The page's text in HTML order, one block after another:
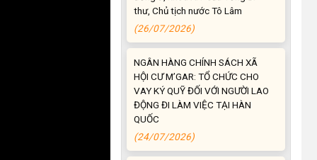
(26/07/2026)
NGÂN HÀNG CHÍNH SÁCH XÃ
HỘI CƯ M’GAR: TỔ CHỨC CHO
VAY KÝ QUỸ ĐỐI VỚI NGƯỜI LAO
ĐỘNG ĐI LÀM VIỆC TẠI HÀN
QUỐC
(24/07/2026)
HỘI NÔNG DÂN XÃ CƯ M’GAR